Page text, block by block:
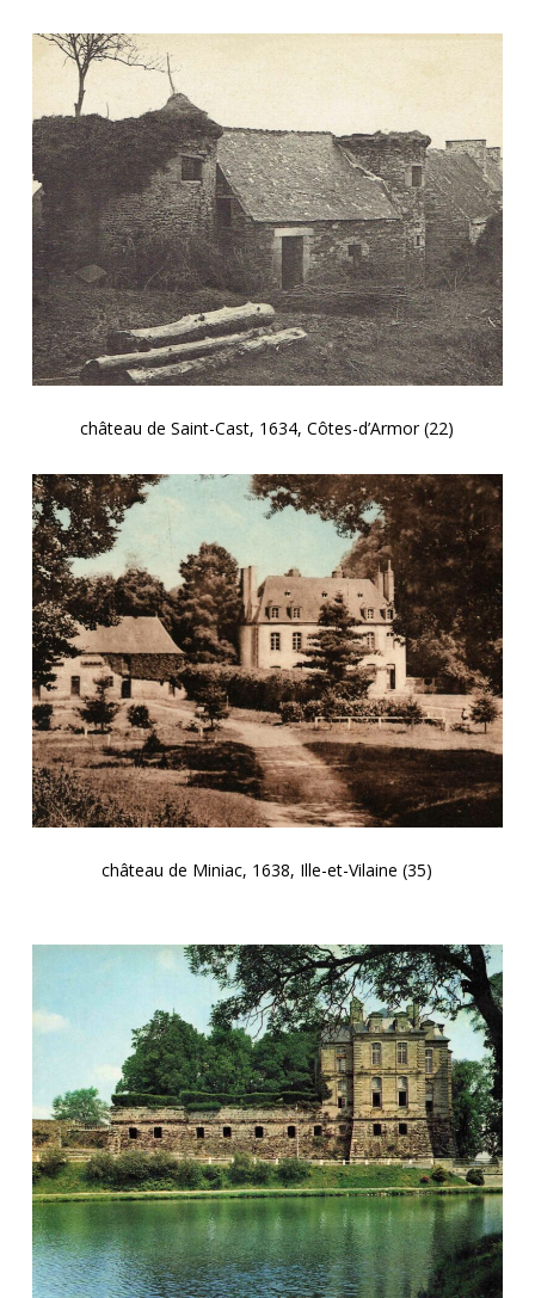
château de Saint-Cast, 1634, Côtes-d’Armor (22)
château de Miniac, 1638, Ille-et-Vilaine (35)